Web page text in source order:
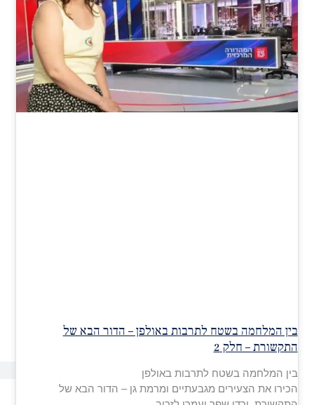
בין המלחמה בשטח לתרבות באולפן – הדור הבא של
התקשורת – חלק 2
בין המלחמה בשטח לתרבות באולפן
הכירו את הצעירים מגבעתיים ומרמת גן – הדור הבא של